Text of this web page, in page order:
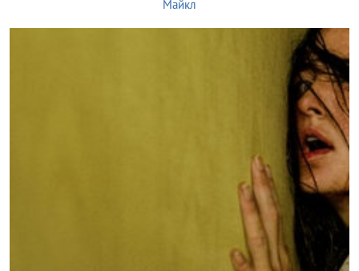
Майкл